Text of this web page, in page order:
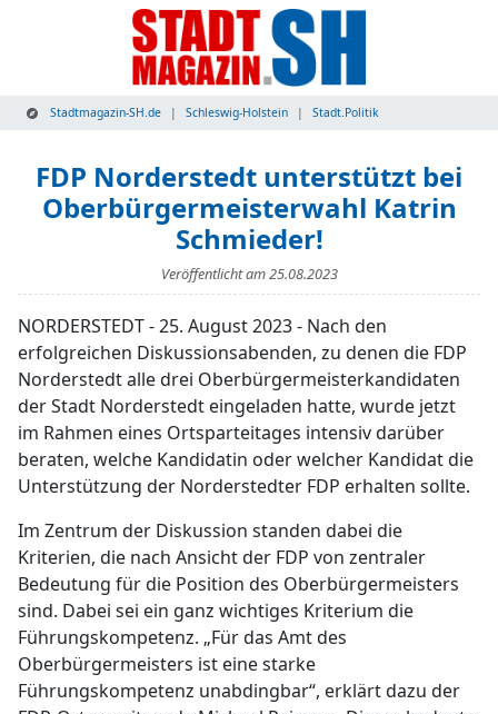
Stadtmagazin-SH.de Schleswig-Holstein Stadt.Politik
FDP Norderstedt unterstützt bei
Oberbürgermeisterwahl Katrin
Schmieder!
Veröffentlicht am25.08.2023
NORDERSTEDT - 25. August 2023 - Nach den
erfolgreichen Diskussionsabenden, zu denen die FDP
Norderstedt alle drei Oberbürgermeisterkandidaten
der Stadt Norderstedt eingeladen hatte, wurde jetzt
im Rahmen eines Ortsparteitages intensiv darüber
beraten, welche Kandidatin oder welcher Kandidat die
Unterstützung der Norderstedter FDP erhalten sollte.
Im Zentrum der Diskussion standen dabei die
Kriterien, die nach Ansicht der FDP von zentraler
Bedeutung für die Position des Oberbürgermeisters
sind. Dabei sei ein ganz wichtiges Kriterium die
Führungskompetenz. „Für das Amt des
Oberbürgermeisters ist eine starke
Führungskompetenz unabdingbar“, erklärt dazu der